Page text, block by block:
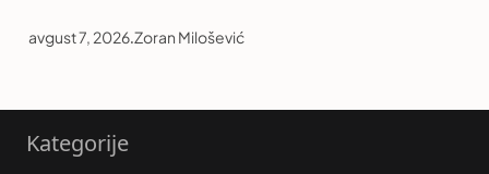
avgust 7, 2026.Zoran Milošević
Kategorije